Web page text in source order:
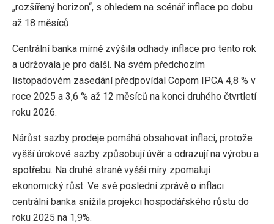
„rozšířený horizon“, s ohledem na scénář inflace po dobu
až 18 měsíců.
Centrální banka mírně zvýšila odhady inflace pro tento rok
a udržovala je pro další. Na svém předchozím
listopadovém zasedání předpovídal Copom IPCA 4,8 % v
roce 2025 a 3,6 % až 12 měsíců na konci druhého čtvrtletí
roku 2026.
Nárůst sazby prodeje pomáhá obsahovat inflaci, protože
vyšší úrokové sazby způsobují úvěr a odrazují na výrobu a
spotřebu. Na druhé straně vyšší míry zpomalují
ekonomický růst. Ve své poslední zprávě o inflaci
centrální banka snížila projekci hospodářského růstu do
roku 2025 na 1,9%.